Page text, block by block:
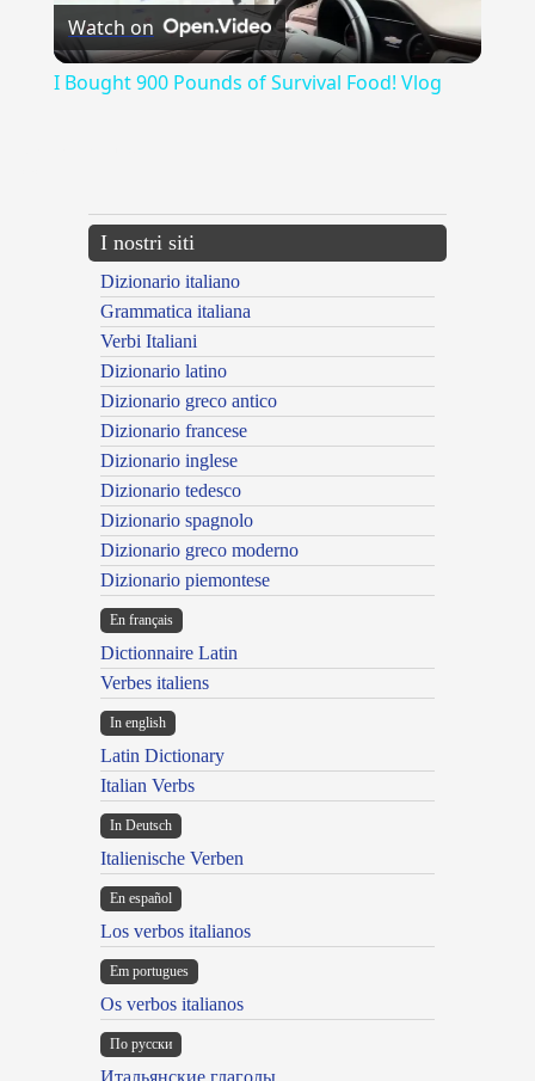
Video
Watch on
I Bought 900 Pounds of Survival Food! Vlog
I nostri siti
Dizionario italiano
Grammatica italiana
Verbi Italiani
Dizionario latino
Dizionario greco antico
Dizionario francese
Dizionario inglese
Dizionario tedesco
Dizionario spagnolo
Dizionario greco moderno
Dizionario piemontese
En français
Dictionnaire Latin
Verbes italiens
In english
Latin Dictionary
Italian Verbs
In Deutsch
Italienische Verben
En español
Los verbos italianos
Em portugues
Os verbos italianos
По русски